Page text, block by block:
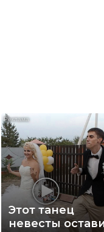
Этот танец
невесты